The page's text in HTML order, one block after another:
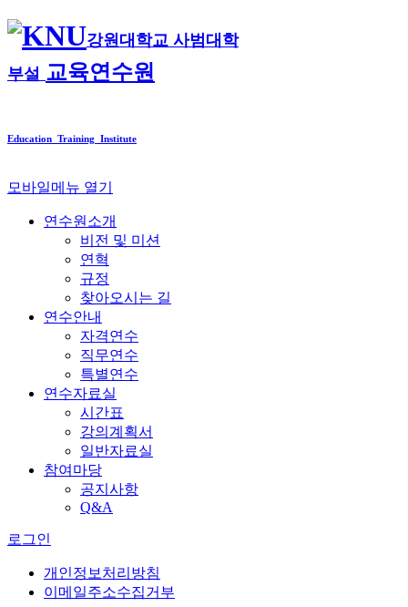
강원대학교 사범대학
부설 교육연수원
Education Training Institute
모바일메뉴 열기
연수원소개
비전 및 미션
연혁
규정
찾아오시는 길
연수안내
자격연수
직무연수
특별연수
연수자료실
시간표
강의계획서
일반자료실
참여마당
공지사항
Q&A
로그인
개인정보처리방침
이메일주소수집거부